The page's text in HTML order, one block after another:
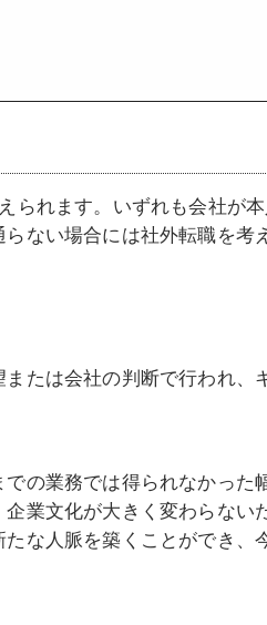
られます。いずれも会社が
ない場合には社外転職を考
たは会社の判断で行われ、
の業務では得られなかった
業文化が大きく変わらない
な人脈を築くことができ、